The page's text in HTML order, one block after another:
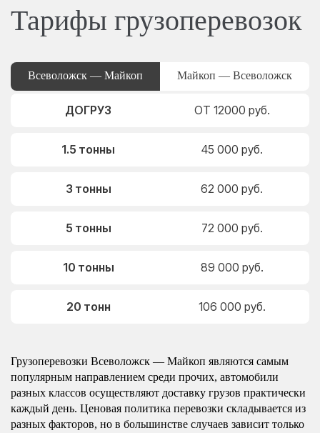
Тарифы грузоперевозок
Всеволожск — Майкоп Майкоп — Всеволожск
ДОГРУЗ ОТ 12000 руб.
1.5 тонны 45 000 руб.
3 тонны 62 000 руб.
5 тонны 72 000 руб.
10 тонны 89 000 руб.
20 тонн 106 000 руб.
Грузоперевозки Всеволожск — Майкоп являются самым
популярным направлением среди прочих, автомобили
разных классов осуществляют доставку грузов практически
каждый день. Ценовая политика перевозки складывается из
разных факторов, но в большинстве случаев зависит только